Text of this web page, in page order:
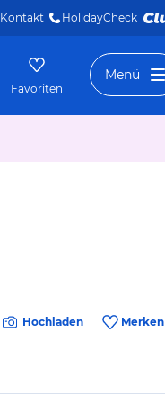
Kontakt HolidayCheck
Favoriten
Menü
Hochladen Merken